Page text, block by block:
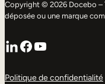
Copyright © 2026 Docebo –
déposée ou une marque
LinkedIn
Facebook
YouTube
Politique de confidentialité